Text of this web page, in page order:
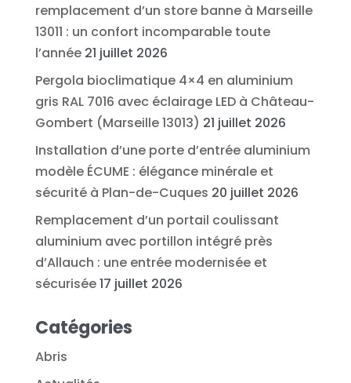
remplacement d’un store banne à Marseille
13011 : un confort incomparable toute
l’année 21 juillet 2026
Pergola bioclimatique 4×4 en aluminium
gris RAL 7016 avec éclairage LED à Château-
Gombert (Marseille 13013) 21 juillet 2026
Installation d’une porte d’entrée aluminium
modèle ÉCUME : élégance minérale et
sécurité à Plan-de-Cuques 20 juillet 2026
Remplacement d’un portail coulissant
aluminium avec portillon intégré près
d’Allauch : une entrée modernisée et
sécurisée17 juillet 2026
Catégories
Abris